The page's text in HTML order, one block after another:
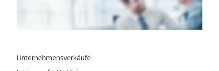
Unternehmensverkäufe